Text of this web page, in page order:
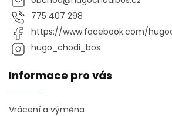
775 407 298
https://www.facebook.com/
hugo_chodi_bos
Informace pro vás
Vrácení a výměna